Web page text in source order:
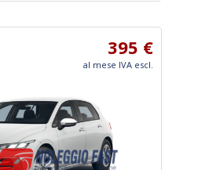
395 €
al mese IVA escl.